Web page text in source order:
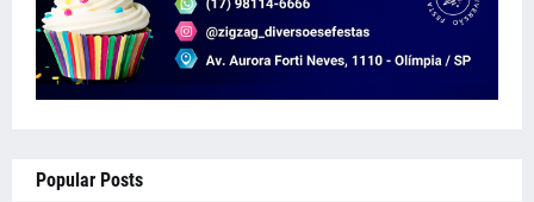
Popular Posts